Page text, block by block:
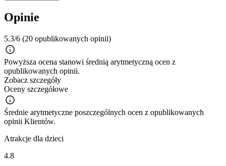
Opinie
5.3/6 (20 opublikowanych opinii)
Powyższa ocena stanowi średnią arytmetyczną ocen z
opublikowanych opinii.
Zobacz szczegóły
Oceny szczegółowe
Średnie arytmetyczne poszczególnych ocen z opublikowanych
opinii Klientów.
Atrakcje dla dzieci
4.8